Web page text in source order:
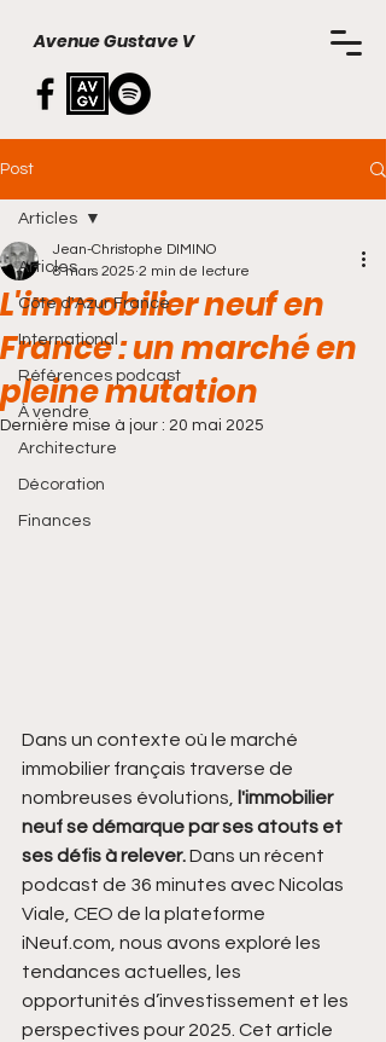
Avenue Gustave V
Post
Articles
Côte d'Azur France
International
Références podcast
À vendre
Architecture
Décoration
Finances
Articles
L'immobilier neuf en
France : un marché en
pleine mutation
Jean-Christophe DIMINO
8 mars 2025 2 min de lecture
Dernière mise à jour : 20 mai 2025
Dans un contexte où le marché
immobilier français traverse de
nombreuses évolutions, l'immobilier
neuf se démarque par ses atouts et
ses défis à relever. Dans un récent
podcast de 36 minutes avec Nicolas
Viale, CEO de la plateforme
iNeuf.com, nous avons exploré les
tendances actuelles, les
opportunités d’investissement et les
perspectives pour 2025. Cet article